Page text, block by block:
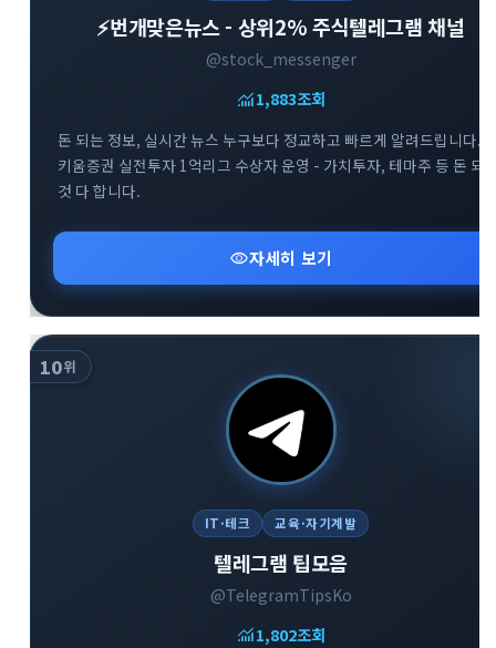
⚡️번개맞은뉴스 - 상위2% 주식텔레그램 채널
@stock_messenger
monitoring1,883조회
돈 되는 정보, 실시간 뉴스 누구보다 정교하고 빠르게 알려드립니다. -
키움증권 실전투자 1억리그 수상자 운영 - 가치투자, 테마주 등 돈 되
것 다 합니다.
visibility자세히 보기
10위
IT·테크 교육·자기계발
텔레그램 팁모음
@TelegramTipsKo
monitoring1,802조회